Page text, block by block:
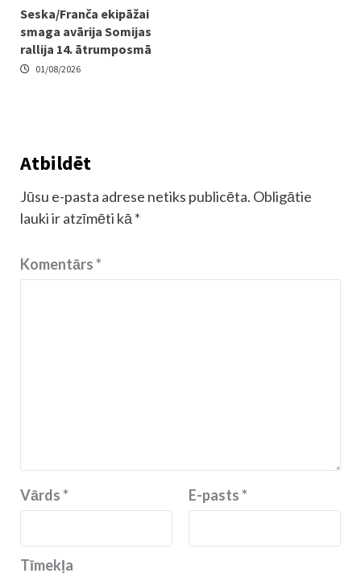
Seska/Franča ekipāžai
smaga avārija Somijas
rallija 14. ātrumposmā
01/08/2026
Atbildēt
Jūsu e-pasta adrese netiks publicēta. Obligātie
lauki ir atzīmēti kā *
Komentārs*
Vārds* E-pasts*
Tīmekļa